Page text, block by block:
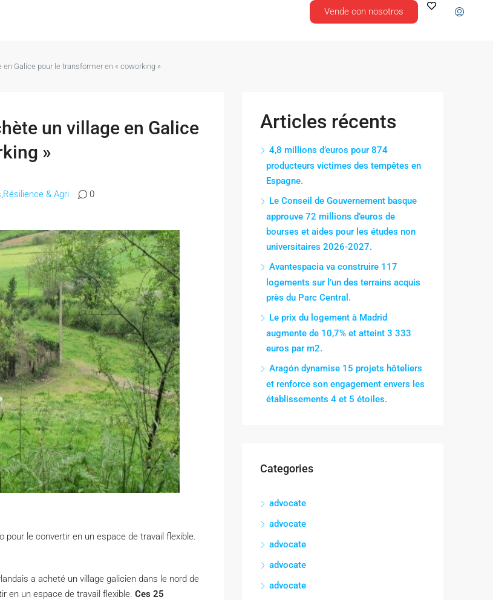
Vende con nosotros
Galice pour le transformer en « coworking »
un village en Galice
»
Résilience & Agri 0
pour le convertir en un espace de travail flexible.
a acheté un village galicien dans le nord de
en un espace de travail flexible. Ces 25
Articles récents
4,8 millions d’euros pour 874
producteurs victimes des tempêtes en
Espagne.
Le Conseil de Gouvernement basque
approuve 72 millions d’euros de
bourses et aides pour les études non
universitaires 2026-2027.
Avantespacia va construire 117
logements sur l’un des terrains acquis
près du Parc Central.
Le prix du logement à Madrid
augmente de 10,7% et atteint 3 333
euros par m2.
Aragón dynamise 15 projets hôteliers
et renforce son engagement envers les
établissements 4 et 5 étoiles.
Categories
advocate
advocate
advocate
advocate
advocate